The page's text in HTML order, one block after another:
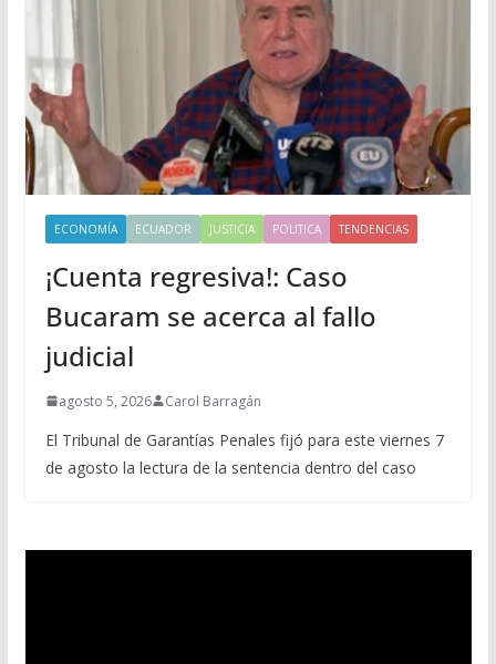
ECONOMÍA ECUADOR JUSTICIA POLITICA TENDENCIAS
¡Cuenta regresiva!: Caso
Bucaram se acerca al fallo
judicial
agosto 5, 2026 Carol Barragán
El Tribunal de Garantías Penales fijó para este viernes 7
de agosto la lectura de la sentencia dentro del caso